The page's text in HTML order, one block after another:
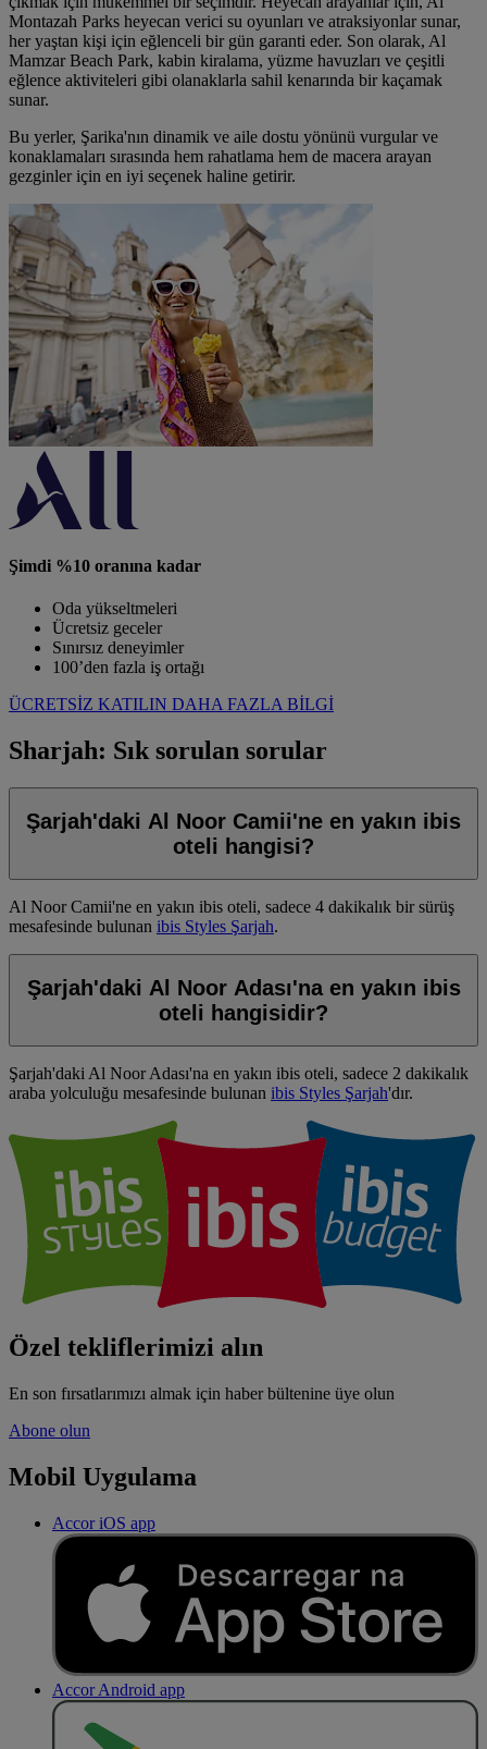
Montazah Parks heyecan verici su oyunları ve atraksiyonlar sunar,
her yaştan kişi için eğlenceli bir gün garanti eder. Son olarak, Al
Mamzar Beach Park, kabin kiralama, yüzme havuzları ve çeşitli
eğlence aktiviteleri gibi olanaklarla sahil kenarında bir kaçamak
sunar.
Bu yerler, Şarika'nın dinamik ve aile dostu yönünü vurgular ve
konaklamaları sırasında hem rahatlama hem de macera arayan
gezginler için en iyi seçenek haline getirir.
Şimdi %10 oranına kadar
Oda yükseltmeleri
Ücretsiz geceler
Sınırsız deneyimler
100’den fazla iş ortağı
ÜCRETSİZ KATILIN DAHA FAZLA BİLGİ
Sharjah: Sık sorulan sorular
Şarjah'daki Al Noor Camii'ne en yakın ibis
oteli hangisi?
Al Noor Camii'ne en yakın ibis oteli, sadece 4 dakikalık bir sürüş
mesafesinde bulunan ibis Styles Şarjah.
Şarjah'daki Al Noor Adası'na en yakın ibis
oteli hangisidir?
Şarjah'daki Al Noor Adası'na en yakın ibis oteli, sadece 2 dakikalık
araba yolculuğu mesafesinde bulunan ibis Styles Şarjah'dır.
Özel tekliflerimizi alın
En son fırsatlarımızı almak için haber bültenine üye olun
Abone olun
Mobil Uygulama
Accor iOS app
Accor Android app